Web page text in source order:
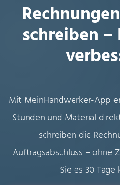
schreiben
Mit MeinHandwerker-App
Stunden und Material
schreiben die
Auftragsabschluss – ohne
Sie es 30